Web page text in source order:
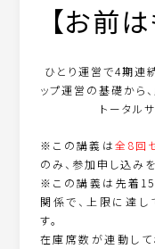
【お前
ひとり運営で4期連
ップ運営の基礎から
トータル
※この講義は全8回
のみ、参加申し込み
※この講義は先着15
関係で、上限に達
す。
在庫席数が連動して